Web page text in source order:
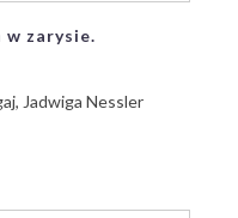
zarysie.
Jadwiga Nessler